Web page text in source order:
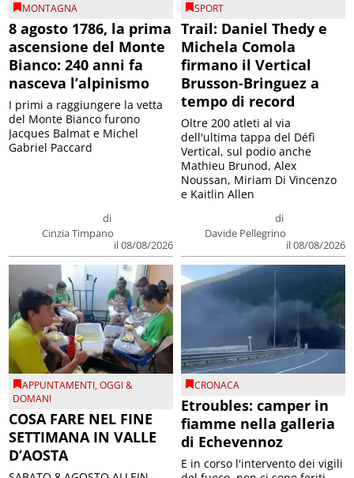
MONTAGNA
8 agosto 1786, la prima
ascensione del Monte
Bianco: 240 anni fa
nasceva l’alpinismo
di
Cinzia Timpano
il 08/08/2026
I primi a raggiungere la vetta
del Monte Bianco furono
Jacques Balmat e Michel
Gabriel Paccard
SPORT
Trail: Daniel Thedy e
Michela Comola
firmano il Vertical
Brusson-Bringuez a
tempo di record
di
Davide Pellegrino
il 08/08/2026
Oltre 200 atleti al via
dell'ultima tappa del Défì
Vertical, sul podio anche
Mathieu Brunod, Alex
Noussan, Miriam Di Vincenzo
e Kaitlin Allen
APPUNTAMENTI,OGGI &
DOMANI
COSA FARE NEL FINE
SETTIMANA IN VALLE
D’AOSTA
CRONACA
Etroubles: camper in
fiamme nella galleria
di Echevennoz
E in corso l'intervento dei vigili